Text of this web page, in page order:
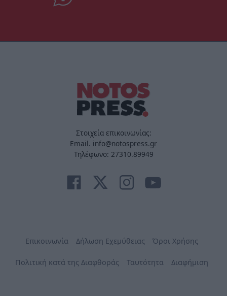
Στοιχεία επικοινωνίας:
Email. info@notospress.gr
Τηλέφωνο: 27310.89949
Επικοινωνία Δήλωση Εχεμύθειας Όροι Χρήσης
Πολιτική κατά της Διαφθοράς Ταυτότητα Διαφήμιση